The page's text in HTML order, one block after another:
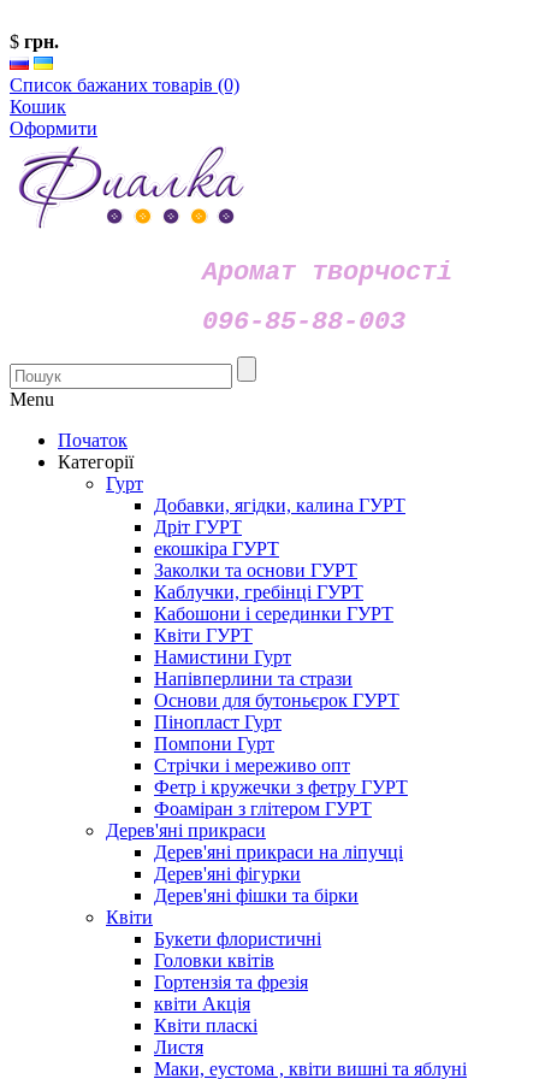
$ грн.
Список бажаних товарів (0)
Кошик
Оформити
Аромат творчості
096-85-88-003
Menu
Початок
Категорії
Гурт
Добавки, ягідки, калина ГУРТ
Дріт ГУРТ
екошкіра ГУРТ
Заколки та основи ГУРТ
Каблучки, гребінці ГУРТ
Кабошони і серединки ГУРТ
Квіти ГУРТ
Намистини Гурт
Напівперлини та стрази
Основи для бутоньєрок ГУРТ
Пінопласт Гурт
Помпони Гурт
Стрічки і мереживо опт
Фетр і кружечки з фетру ГУРТ
Фоаміран з глітером ГУРТ
Дерев'яні прикраси
Дерев'яні прикраси на ліпучці
Дерев'яні фігурки
Дерев'яні фішки та бірки
Квіти
Букети флористичні
Головки квітів
Гортензія та фрезія
квіти Акція
Квіти пласкі
Листя
Маки, еустома , квіти вишні та яблуні